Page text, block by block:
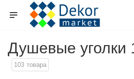
Душевые уголки
103 товара